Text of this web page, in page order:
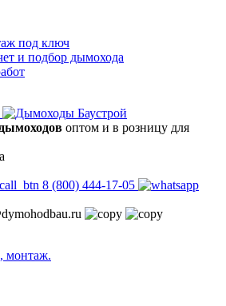
под ключ
и подбор дымохода
оптом и в розницу для
8 (800) 444-17-05
монтаж.